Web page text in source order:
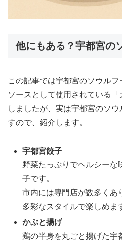
他にもある？宇都宮の
この記事では宇都宮のソウル
ソースとして使用されている
しましたが、実は宇都宮のソ
すので、紹介します。
宇都宮餃子
野菜たっぷりでヘルシーな
子です。
市内には専門店が数多くあ
多彩なスタイルで楽しめま
かぶと揚げ
鶏の半身を丸ごと揚げた宇